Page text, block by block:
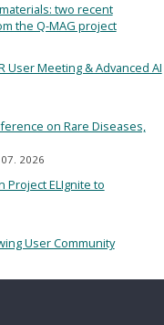
two recent
the Q-MAG project
User Meeting & Advanced AI
on Rare Diseases,
2026
Project ELIgnite to
User Community